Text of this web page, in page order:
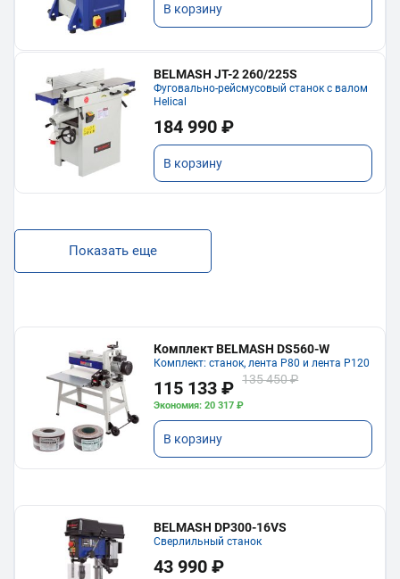
В корзину
BELMASH JT-2 260/225S
Фуговально-рейсмусовый станок с валом
Helical
184 990 ₽
В корзину
Показать еще
Комплект BELMASH DS560-W
Комплект: станок, лента P80 и лента P120
115 133 ₽ 135 450 ₽
Экономия: 20 317 ₽
В корзину
BELMASH DP300-16VS
Сверлильный станок
43 990 ₽